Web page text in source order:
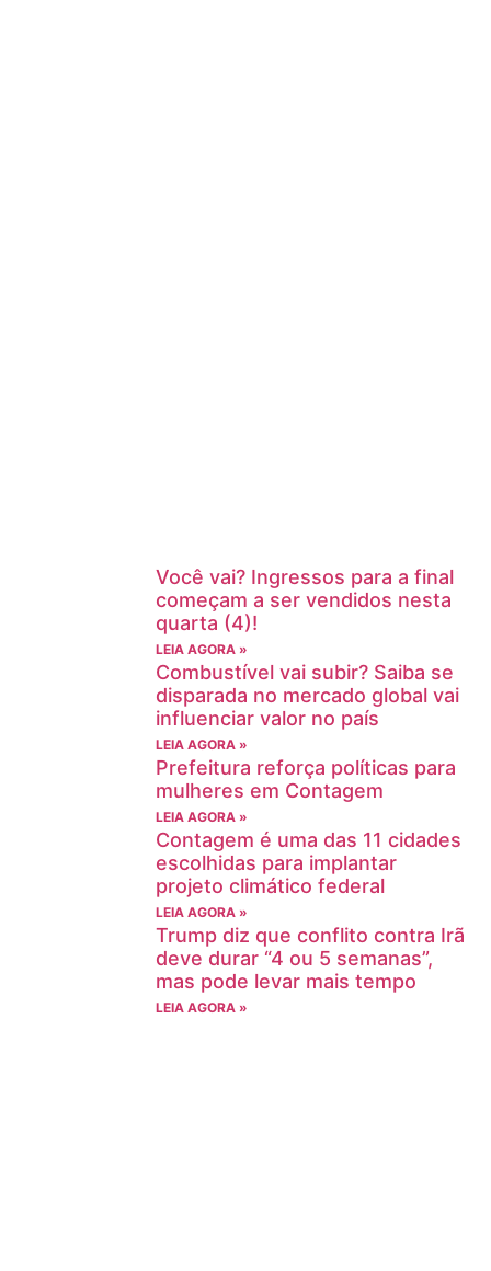
Você vai? Ingressos para a final
começam a ser vendidos nesta
quarta (4)!
LEIA AGORA »
Combustível vai subir? Saiba se
disparada no mercado global vai
influenciar valor no país
LEIA AGORA »
Prefeitura reforça políticas para
mulheres em Contagem
LEIA AGORA »
Contagem é uma das 11 cidades
escolhidas para implantar
projeto climático federal
LEIA AGORA »
Trump diz que conflito contra Irã
deve durar “4 ou 5 semanas”,
mas pode levar mais tempo
LEIA AGORA »